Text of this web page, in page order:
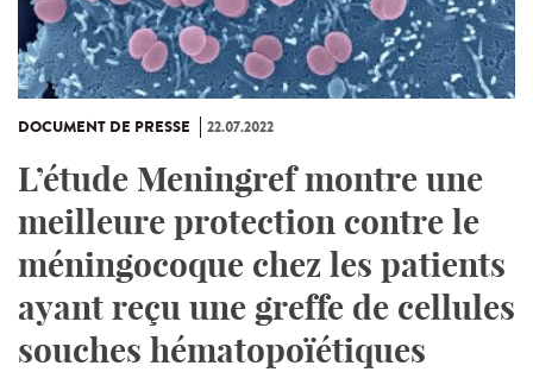
DOCUMENT DE PRESSE 22.07.2022
L’étude Meningref montre une
meilleure protection contre le
méningocoque chez les patients
ayant reçu une greffe de cellules
souches hématopoïétiques